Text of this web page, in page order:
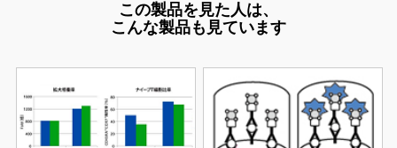
この製品を見た人は、
こんな製品も見ています